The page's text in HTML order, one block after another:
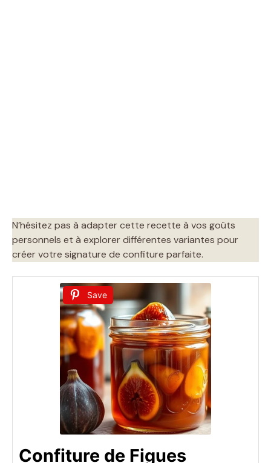
N’hésitez pas à adapter cette recette à vos goûts
personnels et à explorer différentes variantes pour
créer votre signature de confiture parfaite.
Save
Confiture de Figues